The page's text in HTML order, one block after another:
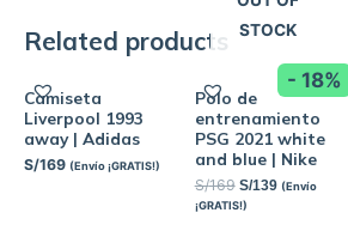
Related products
Camiseta
Liverpool 1993
away | Adidas
S/169 (Envío ¡GRATIS!)
- 18%
STOCK
Polo de
entrenamiento
PSG 2021 white
and blue | Nike
S/169 S/139 (Envío
¡GRATIS!)